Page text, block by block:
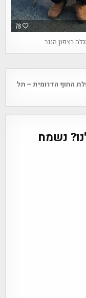
78
בצפון הנגב
החוף הדרומית – תל
נשמח